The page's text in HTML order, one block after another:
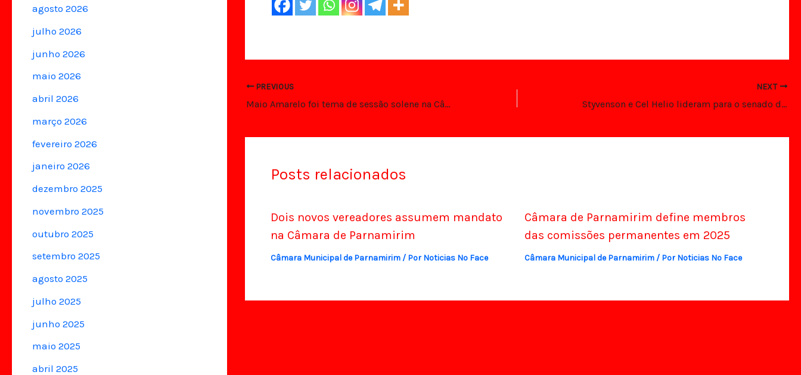
agosto 2026
julho 2026
junho 2026
maio 2026
abril 2026
março 2026
fevereiro 2026
janeiro 2026
dezembro 2025
novembro 2025
outubro 2025
setembro 2025
agosto 2025
julho 2025
junho 2025
maio 2025
abril 2025
PREVIOUS
Maio Amarelo foi tema de sessão solene na Câmara de Parnamirim
NEXT
Styvenson e Cel Helio lideram para o senado diz pesquisa VERITA
Posts relacionados
Dois novos vereadores assumem mandato
na Câmara de Parnamirim
Câmara Municipal de Parnamirim/ Por Noticias No Face
Câmara de Parnamirim define membros
das comissões permanentes em 2025
Câmara Municipal de Parnamirim / Por Noticias No Face